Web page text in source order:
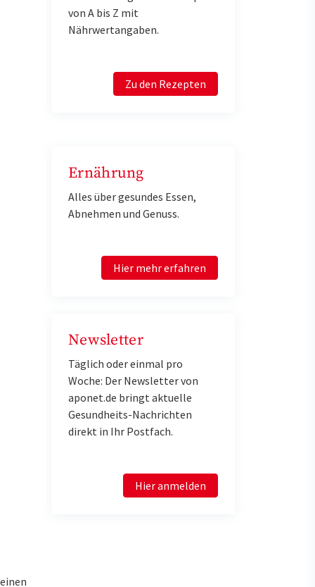
von A bis Z mit
Nährwertangaben.
Zu den Rezepten
Ernährung
Alles über gesundes Essen,
Abnehmen und Genuss.
Hier mehr erfahren
Newsletter
Täglich oder einmal pro
Woche: Der Newsletter von
aponet.de bringt aktuelle
Gesundheits-Nachrichten
direkt in Ihr Postfach.
Hier anmelden